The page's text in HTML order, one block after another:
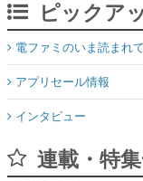
ピックア
電ファミのいま読まれ
アプリセール情報
インタビュー
連載・特